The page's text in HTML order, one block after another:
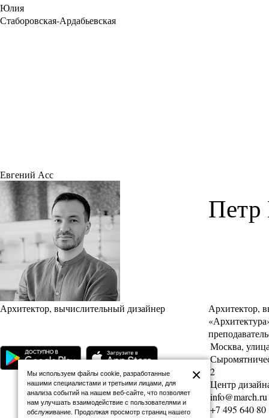
Юлия
Стаборовская-Ардабьевская
Евгений Асс
Петр
Архитектор, вычислительный дизайнер
Архитектор,
Москва,
2
Центр
info@march.ru
+7 495 640 80
×
Мы используем файлы cookie, разработанные
нашими специалистами и третьими лицами, для
анализа событий на нашем веб-сайте, что позволяет
нам улучшать взаимодействие с пользователями и
обслуживание. Продолжая просмотр страниц нашего